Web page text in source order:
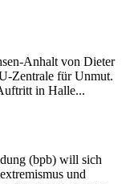
Anhalt von Dieter
Zentrale für Unmut.
in Halle...
(bpb) will sich
und